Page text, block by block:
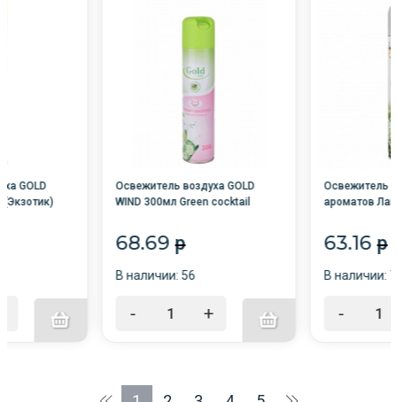
GOLD
(Экзотик)
Освежитель воздуха GOLD
WIND 300мл Green coсktail
68.69 p
В наличии: 56
- +
Освежитель
ароматов
63.16 p
В наличии: 7
-